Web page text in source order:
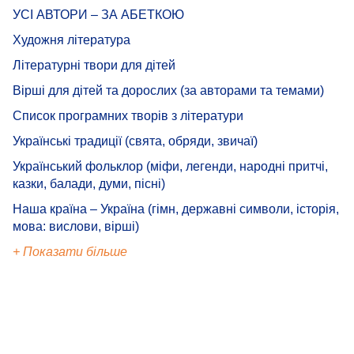
УСІ АВТОРИ – ЗА АБЕТКОЮ
Художня література
Літературні твори для дітей
Вірші для дітей та дорослих (за авторами та темами)
Список програмних творів з літератури
Українські традиції (свята, обряди, звичаї)
Український фольклор (міфи, легенди, народні притчі,
казки, балади, думи, пісні)
Наша країна – Україна (гімн, державні символи, історія,
мова: вислови, вірші)
+ Показати більше